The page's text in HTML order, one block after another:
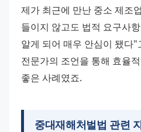
제가 최근에 만난 중소 제조
들이지 않고도 법적 요구사
알게 되어 매우 안심이 됐다"
전문가의 조언을 통해 효율
좋은 사례였죠.
중대재해처벌법 관련